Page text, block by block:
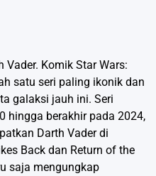
Vader. Komik Star Wars:
satu seri paling ikonik dan
galaksi jauh ini. Seri
hingga berakhir pada 2024,
Darth Vader di
Back dan Return of the
saja mengungkap